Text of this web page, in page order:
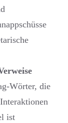
Wörter, die
ist